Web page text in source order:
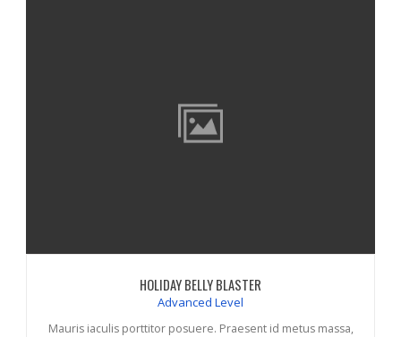
HOLIDAY BELLY BLASTER
Advanced Level
Mauris iaculis porttitor posuere. Praesent id metus massa,